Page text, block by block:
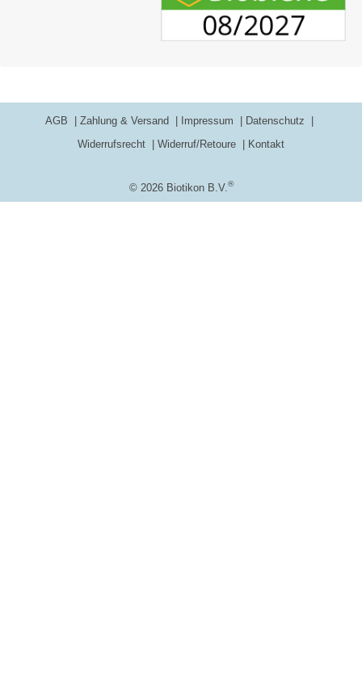
© 2026 Biotikon B.V.®
AGB Zahlung & Versand Impressum
Datenschutz
Widerrufsrecht
Widerruf/Retoure Kontakt